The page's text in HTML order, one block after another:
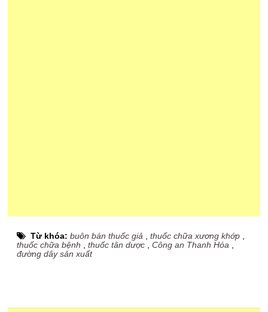
Từ khóa:buôn bán thuốc giả ,thuốc chữa xương khớp
thuốc chữa bệnh ,thuốc tân dược ,Công an Thanh Hóa
đường dây sản xuất